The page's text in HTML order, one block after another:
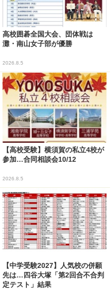
高校囲碁全国大会、団体戦は
灘・南山女子部が優勝
2026.8.5
【高校受験】横須賀の私立4校が
参加…合同相談会10/12
2026.8.5
【中学受験2027】人気校の併願
先は…四谷大塚「第2回合不合判
定テスト」結果